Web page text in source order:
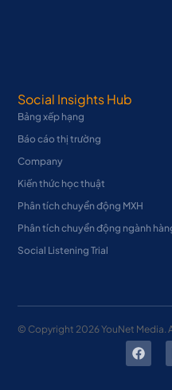
Social Insights Hub
Bảng xếp hạng
Báo cáo thị trường
Company
Kiến thức học thuật
Phân tích chuyển động MXH
Phân tích chuyển động ngành
Social Listening Trial
© Copyright 2026YouNet Media.